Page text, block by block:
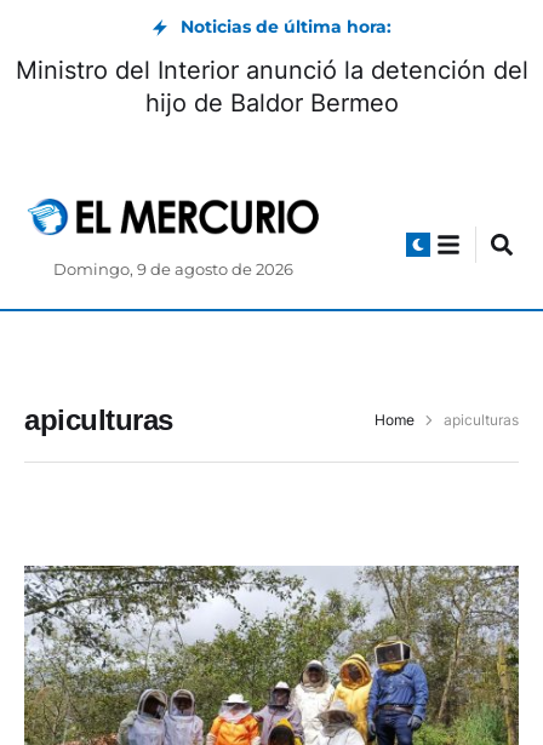
Noticias de última hora:
Ministro del Interior anunció la detención del
hijo de Baldor Bermeo
Domingo, 9 de agosto de 2026
apiculturas Home apiculturas